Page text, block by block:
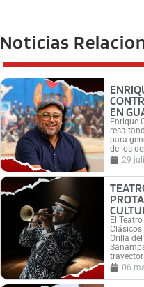
Noticias
EN
Enrique
para
de los
29
El
Clásicos
Orilla
06